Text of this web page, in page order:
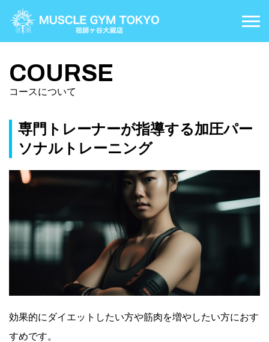
PRICE 料金案内
FLOOR MAP 施設案内
ACCESS
CONTACT お問い合わせ
COURSE
コースについて
専門トレーナーが指導する加圧パー
ソナルトレーニング
効果的にダイエットしたい方や筋肉を増やしたい方におす
すめです。